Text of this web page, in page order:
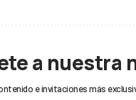
a nuestra
e invitaciones más